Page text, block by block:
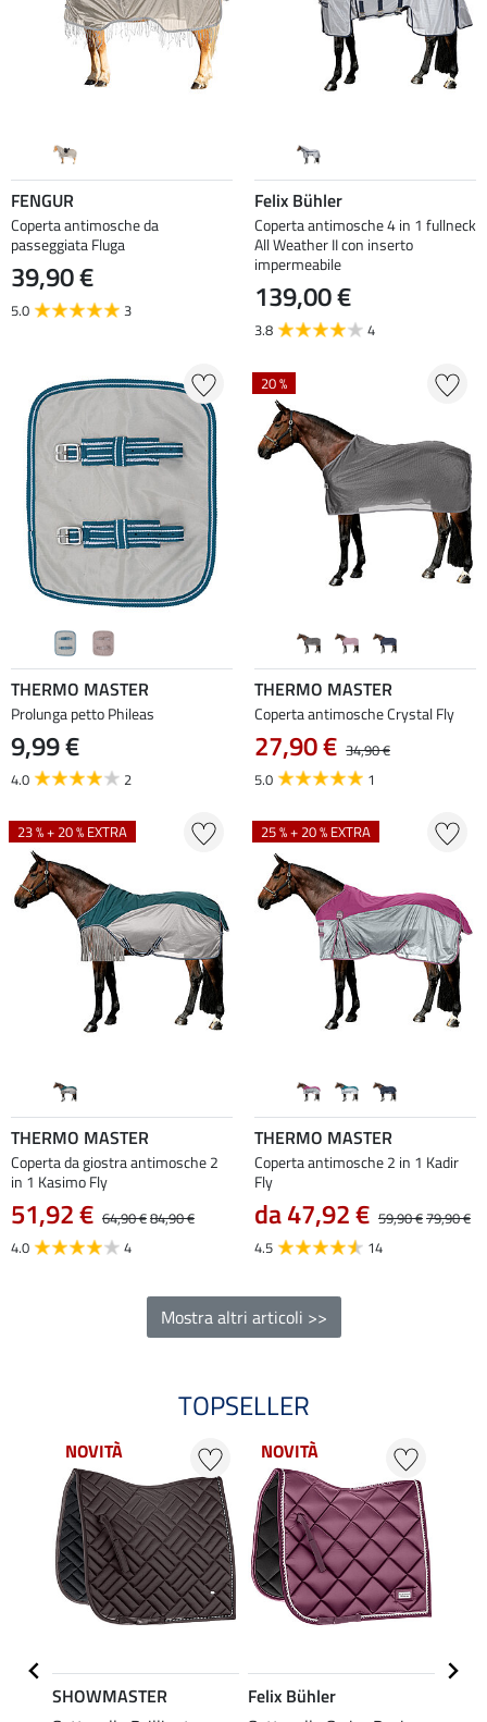
FENGUR
Coperta antimosche da
passeggiata Fluga
39,90 €
5.0 3
Felix Bühler
Coperta antimosche 4 in 1 fullneck
All Weather II con inserto
impermeabile
139,00 €
3.8 4
THERMO MASTER
Prolunga petto Phileas
9,99 €
4.0 2
20 %
THERMO MASTER
Coperta antimosche Crystal Fly
27,90 € 34,90 €
5.0
1
23 % + 20 % EXTRA
THERMO MASTER
Coperta da giostra antimosche 2
in 1 Kasimo Fly
51,92 € 64,90 €84,90 €
4.0
4
25 % + 20 % EXTRA
THERMO MASTER
Coperta antimosche 2 in 1 Kadir
Fly
da 47,92 € 59,90 €79,90 €
4.5
14
Mostra altri articoli >>
TOPSELLER
NOVITÀ
SHOWMASTER
NOVITÀ
Felix Bühler